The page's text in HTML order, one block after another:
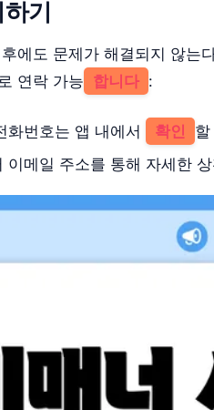
기
에도 문제가 해결되지 않는
연락 가능 합니다 :
화번호는 앱 내에서 확인
이메일 주소를 통해 자세한